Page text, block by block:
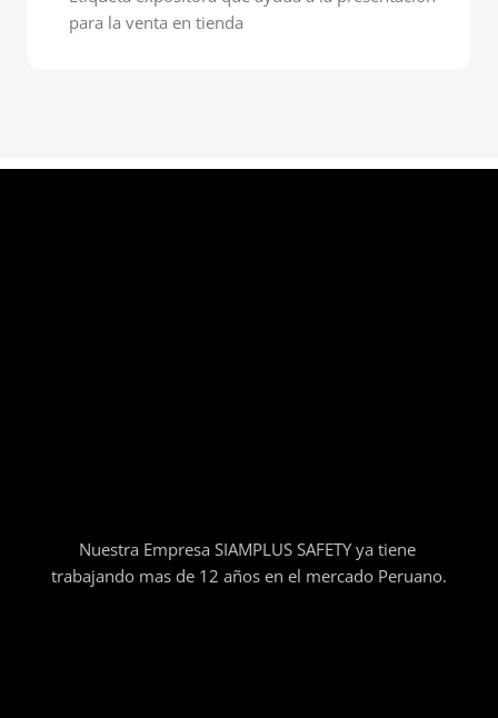
para la venta en tienda
Nuestra Empresa SIAMPLUS SAFETY ya tiene
trabajando mas de 12 años en el mercado Peruano.